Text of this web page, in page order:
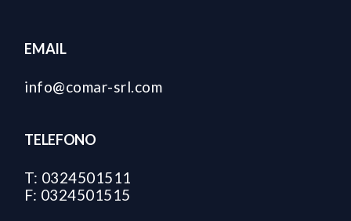
EMAIL
info@comar-srl.com
TELEFONO
T: 0324501511
F: 0324501515